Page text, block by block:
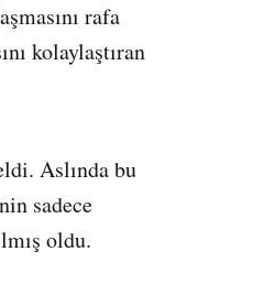
rafa
kolaylaştıran
Aslında bu
sadece
oldu.